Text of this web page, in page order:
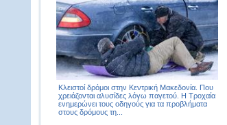
Κλειστοί δρόμοι στην Κεντρική Μακεδονία. Που
χρειάζονται αλυσίδες λόγω παγετού. Η Τροχαία
ενημερώνει τους οδηγούς για τα προβλήματα
στους δρόμους τη...